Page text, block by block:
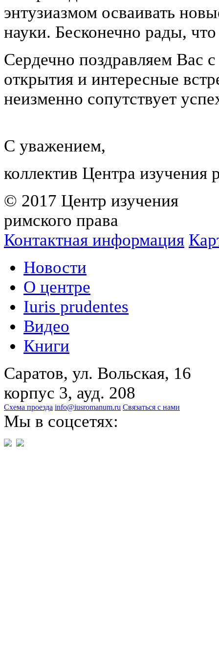
энтузиазмом осваивать
науки. Бесконечно рады,
Сердечно поздравляем Вас
открытия и интересные
неизменно сопутствует
С уважением,
коллектив Центра изучения
© 2017 Центр изучения
римского права
Контактная информация
Новости
О центре
Iuris prudentes
Видео
Книги
Саратов, ул. Вольская, 16
корпус 3, ауд. 208
Схема проезда info@iusromanum.ru Связаться с нами
Мы в соцсетях: